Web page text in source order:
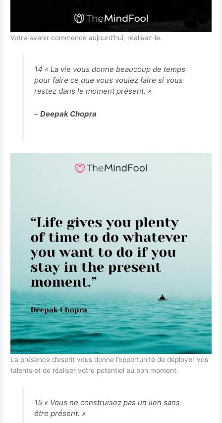
Votre avenir commence aujourd’hui, réalisez-le.
14 « La vie vous donne beaucoup de temps
pour faire ce que vous voulez faire si vous
restez dans le moment présent. »
– Deepak Chopra
La présence d’esprit vous donne l’opportunité de déployer vos
talents et de réaliser votre potentiel au bon moment.
15 « Vous ne construisez pas un lien sans
être présent. »